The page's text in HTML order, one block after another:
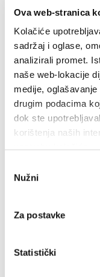
Ova web-stranica
Kolačiće
sadržaj i oglase,
analizirali promet.
naše web-lokacije
medije,
drugim podacima
dok ste
korištenja naših
pristanka
Nužni
Za postavke
Statistički
My
Sv. Jurja 61,
+385 (0)21